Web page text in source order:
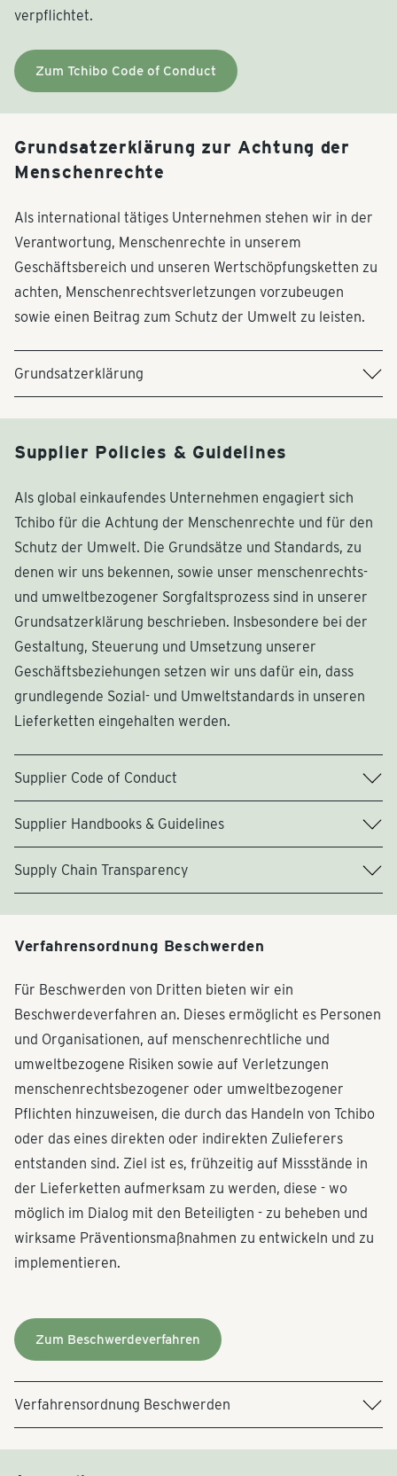
verpflichtet.
Zum Tchibo Code of Conduct
Grundsatzerklärung zur Achtung der
Menschenrechte
Als international tätiges Unternehmen stehen wir in der
Verantwortung, Menschenrechte in unserem
Geschäftsbereich und unseren Wertschöpfungsketten zu
achten, Menschenrechtsverletzungen vorzubeugen
sowie einen Beitrag zum Schutz der Umwelt zu leisten.
Grundsatzerklärung
Grundsatzerklärung zu menschenrechtlicher und
Als PDF herunterladen (3.209 MB)
Supplier Policies & Guidelines
Als global einkaufendes Unternehmen engagiert sich
Tchibo für die Achtung der Menschenrechte und für den
Schutz der Umwelt. Die Grundsätze und Standards, zu
denen wir uns bekennen, sowie unser menschenrechts-
und umweltbezogener Sorgfaltsprozess sind in unserer
Grundsatzerklärung beschrieben. Insbesondere bei der
Gestaltung, Steuerung und Umsetzung unserer
Geschäftsbeziehungen setzen wir uns dafür ein, dass
grundlegende Sozial- und Umweltstandards in unseren
Lieferketten eingehalten werden.
Supplier Code of Conduct
Tchibo Supplier Code of Conduct (Deutsch)
Supplier Handbooks & Guidelines
Social and Environmental Country Risks and Policies
(Englisch)
Als PDF herunterladen (1.128 MB)
Supply Chain Transparency
Verfahrensordnung Beschwerden
Für Beschwerden von Dritten bieten wir ein
Beschwerdeverfahren an. Dieses ermöglicht es Personen
und Organisationen, auf menschenrechtliche und
umweltbezogene Risiken sowie auf Verletzungen
menschenrechtsbezogener oder umweltbezogener
Pflichten hinzuweisen, die durch das Handeln von Tchibo
oder das eines direkten oder indirekten Zulieferers
entstanden sind. Ziel ist es, frühzeitig auf Missstände in
der Lieferketten aufmerksam zu werden, diese - wo
möglich im Dialog mit den Beteiligten - zu beheben und
wirksame Präventionsmaßnahmen zu entwickeln und zu
implementieren.
Zum Beschwerdeverfahren
Verfahrensordnung Beschwerden